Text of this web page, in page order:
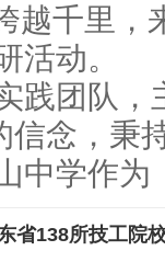
越千里，
活动。
践团队
信念，秉
中学作为
省138所技工院